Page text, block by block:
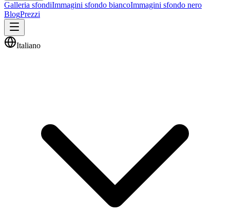
Galleria sfondiImmagini sfondo biancoImmagini sfondo nero
BlogPrezzi
Italiano